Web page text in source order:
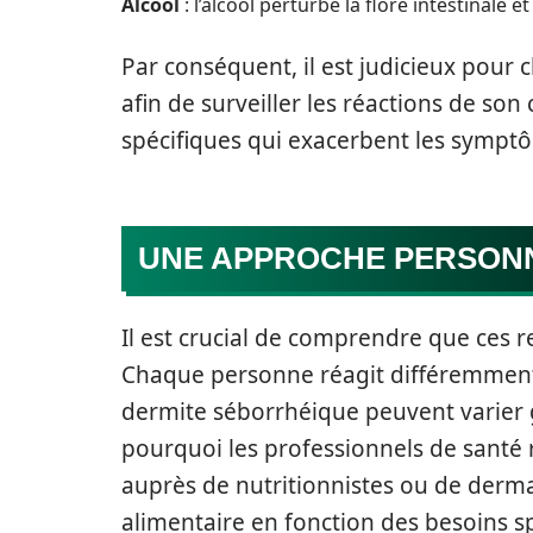
Par conséquent, il est judicieux
afin de surveiller les réactions de
spécifiques qui exacerbent les
UNE APPROCHE
Il est crucial de comprendre que ces
Chaque personne réagit
dermite séborrhéique peuvent varier
pourquoi les professionnels de
auprès de nutritionnistes ou de
alimentaire en fonction des besoins